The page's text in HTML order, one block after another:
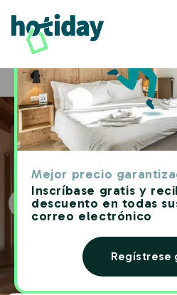
Mejor precio
Inscríbase gratis y
descuento en todas
correo electrónico
Regístrese
Home Hoteles Hotiday Vezzano